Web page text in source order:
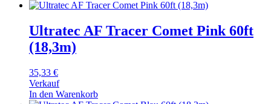
Ultratec AF Tracer Comet Pink 60ft
(18,3m)
35,33 €
Verkauf
In den Warenkorb